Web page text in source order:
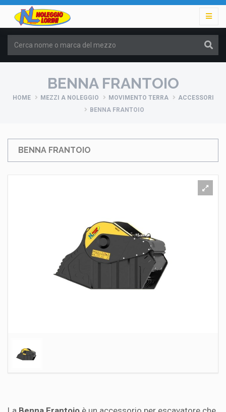
BENNA FRANTOIO
HOME MEZZI A NOLEGGIO MOVIMENTO TERRA
ACCESSORI
BENNA FRANTOIO
BENNA FRANTOIO